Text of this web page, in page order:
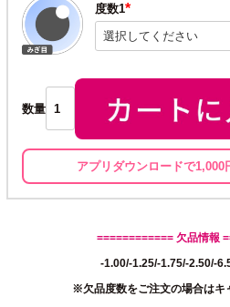
度数1
(必
須)
数量
アプリダウンロードで1,000
============ 欠品情報
-1.00/-1.25/-1.75/-2.50/-
※欠品度数をご注文の場合はキ